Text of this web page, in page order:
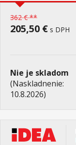
362 € **
205,50 € s DPH
Nie je skladom
(Naskladnenie:
10.8.2026)